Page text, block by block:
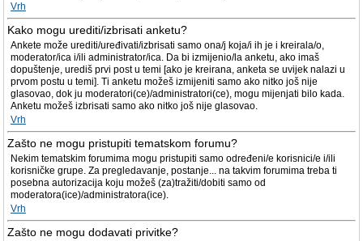
Vrh
Kako mogu urediti/izbrisati anketu?
Ankete može urediti/uređivati/izbrisati samo ona/j koja/i ih je i kreirala/o,
moderator/ica i/ili administrator/ica. Da bi izmijenio/la anketu, ako imaš
dopuštenje, urediš prvi post u temi [ako je kreirana, anketa se uvijek nalazi u
prvom postu u temi]. Ti anketu možeš izmijeniti samo ako nitko još nije
glasovao, dok ju moderatori(ce)/administratori(ce), mogu mijenjati bilo kada.
Anketu možeš izbrisati samo ako nitko još nije glasovao.
Vrh
Zašto ne mogu pristupiti tematskom forumu?
Nekim tematskim forumima mogu pristupiti samo određeni/e korisnici/e i/ili
korisničke grupe. Za pregledavanje, postanje... na takvim forumima treba ti
posebna autorizacija koju možeš (za)tražiti/dobiti samo od
moderatora(ice)/administratora(ice).
Vrh
Zašto ne mogu dodavati privitke?